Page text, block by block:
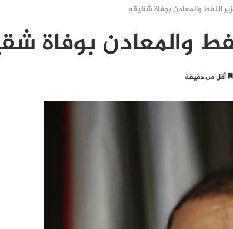
النفط والمعادن بوفاة شقيقه
والمعادن بوفاة
أقل من دقيقة